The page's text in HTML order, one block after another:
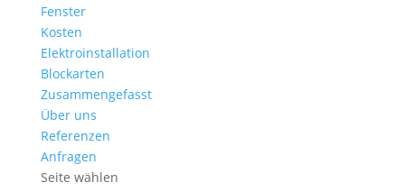
Fenster
Kosten
Elektroinstallation
Blockarten
Zusammengefasst
Über uns
Referenzen
Anfragen
Seite wählen